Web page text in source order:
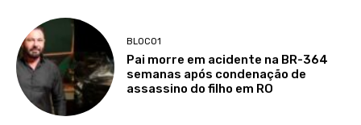
BLOCO1
Pai morre em acidente na BR-364
semanas após condenação de
assassino do filho em RO